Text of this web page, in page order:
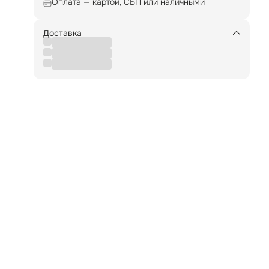
Доставка